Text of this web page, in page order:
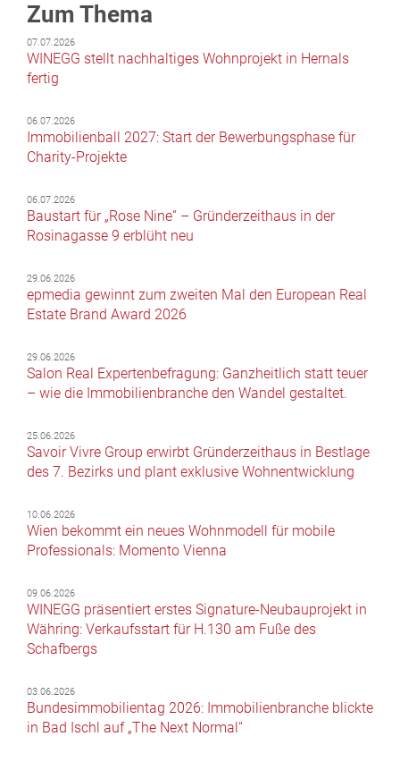
Zum Thema
07.07.2026
WINEGG stellt nachhaltiges Wohnprojekt in Hernals
fertig
06.07.2026
Immobilienball 2027: Start der Bewerbungsphase für
Charity-Projekte
06.07.2026
Baustart für „Rose Nine“ – Gründerzeithaus in der
Rosinagasse 9 erblüht neu
29.06.2026
epmedia gewinnt zum zweiten Mal den European Real
Estate Brand Award 2026
29.06.2026
Salon Real Expertenbefragung: Ganzheitlich statt teuer
– wie die Immobilienbranche den Wandel gestaltet.
25.06.2026
Savoir Vivre Group erwirbt Gründerzeithaus in Bestlage
des 7. Bezirks und plant exklusive Wohnentwicklung
10.06.2026
Wien bekommt ein neues Wohnmodell für mobile
Professionals: Momento Vienna
09.06.2026
WINEGG präsentiert erstes Signature-Neubauprojekt in
Währing: Verkaufsstart für H.130 am Fuße des
Schafbergs
03.06.2026
Bundesimmobilientag 2026: Immobilienbranche blickte
in Bad Ischl auf „The Next Normal“